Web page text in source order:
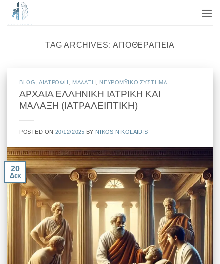
Μετάβαση
TAG ARCHIVES:ΑΠΟΘΕΡΑΠΕΊΑ
BLOG ,ΔΙΑΤΡΟΦΗ ΜΑΛΑΞΗ ΝΕΥΡΟΜΫΙΚΟ ΣΥΣΤΗΜΑ
ΑΡΧΑΙΑ ΕΛΛΗΝΙΚΗ ΙΑΤΡΙΚΗ ΚΑΙ
ΜΑΛΑΞΗ (ΙΑΤΡΑΛΕΙΠΤΙΚΗ)
POSTED ON 20/12/2025 BY NIKOS NIKOLAIDIS
20
Δεκ